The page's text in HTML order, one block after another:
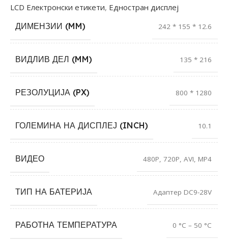
LCD Електронски етикети, Едностран дисплеј
ДИМЕНЗИИ (MM)
242 * 155 * 12.6
ВИДЛИВ ДЕЛ (MM) 135 * 216
РЕЗОЛУЦИЈА (PX) 800 * 1280
ГОЛЕМИНА НА ДИСПЛЕЈ (INCH) 10.1
ВИДЕО 480P 720P AVI MP4
ТИП НА БАТЕРИЈА Адаптер DC9-28V
РАБОТНА ТЕМПЕРАТУРА 0 °C – 50 °C